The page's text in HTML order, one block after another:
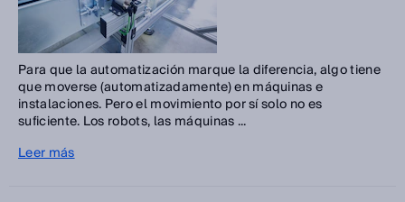
Para que la automatización marque la diferencia, algo tiene
que moverse (automatizadamente) en máquinas e
instalaciones. Pero el movimiento por sí solo no es
suficiente. Los robots, las máquinas ...
Leer más